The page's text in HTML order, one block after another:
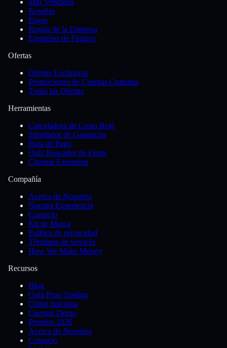
Más Vendidos
Reseñas
Pagos
Reglas de la Empresa
Empresas de Futuros
Ofertas
Ofertas Exclusivas
Promociones de Cuentas Gratuitas
Todas las Ofertas
Herramientas
Calculadora de Costo Real
Simulador de Ganancias
Ruta de Pago
Quiz Buscador de Firms
Chrome Extension
Compañía
Acerca de Nosotros
Nuestra Experiencia
Contacto
Kit de Marca
Política de privacidad
Términos de servicio
How We Make Money
Recursos
Blog
Guía Prop Trading
Cómo funciona
Cuentas Demo
Premios 2026
Acerca de Nosotros
Contacto